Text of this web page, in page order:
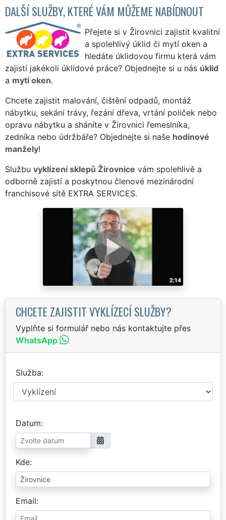
DALŠÍ SLUŽBY, KTERÉ VÁM MŮŽEME NABÍDNOUT
Přejete si v Žirovnici zajistit kvalitní
a spolehlivý úklid či mytí oken a
hledáte úklidovou firmu která vám
zajistí jakékoli úklidové práce? Objednejte si u nás úklid
a mytí oken.
Chcete zajistit malování, čištění odpadů, montáž
nábytku, sekání trávy, řezání dřeva, vrtání poliček nebo
opravu nábytku a sháníte v Žirovnici řemeslníka,
zedníka nebo údržbáře? Objednejte si naše hodinové
manžely!
Službu vyklízení sklepů Žirovnice vám spolehlivě a
odborně zajistí a poskytnou členové mezinárodní
franchisové sítě EXTRA SERVICES.
CHCETE ZAJISTIT VYKLÍZECÍ SLUŽBY?
Vyplňte si formulář nebo nás kontaktujte přes
WhatsApp
Služba
Datum
Kde
Email